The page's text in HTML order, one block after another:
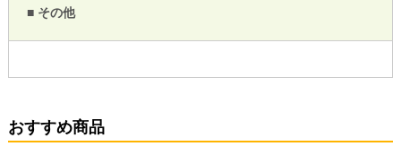
■ その他
おすすめ商品